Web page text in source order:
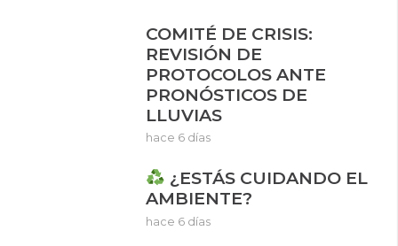
COMITÉ DE CRISIS:
REVISIÓN DE
PROTOCOLOS ANTE
PRONÓSTICOS DE
LLUVIAS
hace 6 días
¿ESTÁS CUIDANDO EL
AMBIENTE?
hace 6 días